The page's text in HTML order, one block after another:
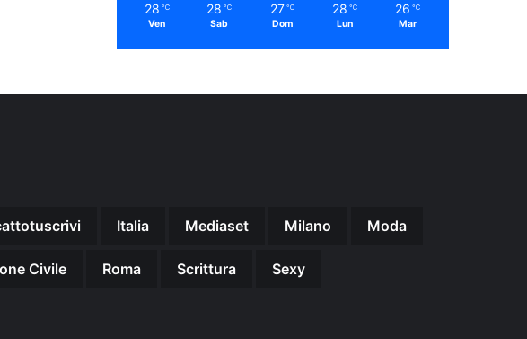
28 ℃
Ven
28 ℃
Sab
27 ℃
Dom
28 ℃
Lun
26 ℃
Mar
Italia Mediaset Milano Moda
Civile Roma Scrittura Sexy